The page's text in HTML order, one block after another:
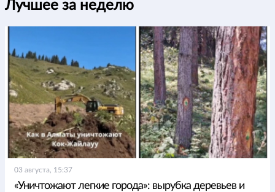
Лучшее за неделю
03 августа, 15:37
«Уничтожают легкие города»: вырубка деревьев и